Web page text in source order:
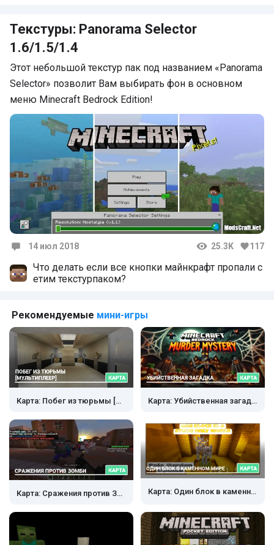
Текстуры: Panorama Selector
1.6/1.5/1.4
Этот небольшой текстур пак под названием «Panorama
Selector» позволит Вам выбирать фон в основном
меню Minecraft Bedrock Edition!
14 июл 2018 25.3K 117
Что делать если все кнопки майнкрафт пропали с
етим текстурпаком?
Рекомендуемые мини-игры
Карта: Побег из тюрьмы [Мультиплеер] Карта: Убийственная загадка
Карта: Сражения против Зомби Карта: Один блок в каменном мире